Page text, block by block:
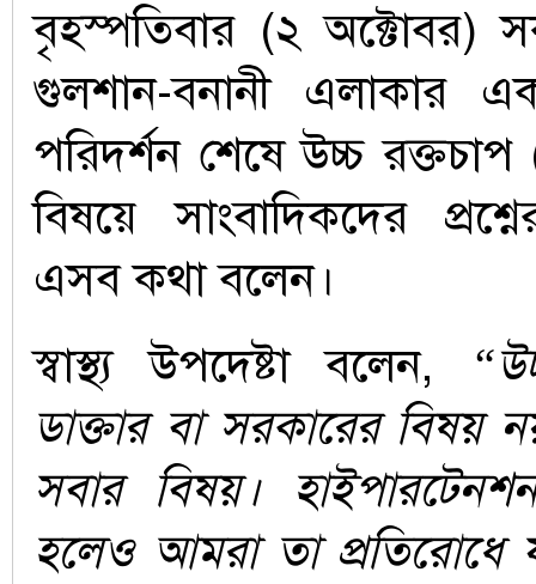
বৃহস্পতিবার (২ অক্টোবর)
গুলশান-বনানী এলাকার
পরিদর্শন শেষে উচ্চ
বিষয়ে সাংবাদিকদের
এসব কথা বলেন।
স্বাস্থ্য উপদেষ্টা বলেন,
ডাক্তার বা সরকারের বিষয়
সবার বিষয়।
হলেও আমরা তা প্রতিরোধে